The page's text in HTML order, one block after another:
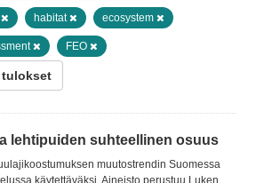
habitat ecosystem
FEO
tulokset
lehtipuiden suhteellinen osuus
muutostrendin Suomessa
käytettäväksi. Aineisto perustuu Luken